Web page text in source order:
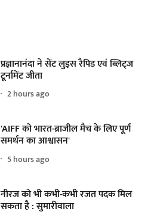
प्रज्ञानानंदा ने सेंट लुइस रैपिड एवं ब्लिट्ज
टूर्नामेंट जीता
2 hours ago
'AIFF को भारत-ब्राजील मैच के लिए पूर्ण
समर्थन का आश्वासन'
5 hours ago
नीरज को भी कभी-कभी रजत पदक मिल
सकता है : सुमारीवाला